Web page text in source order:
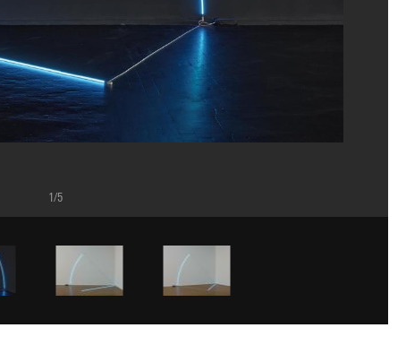
Lille, 2025
Dist. GrandPalaisRmn
1/5